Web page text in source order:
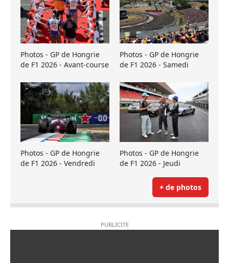
Photos - GP de Hongrie
de F1 2026 - Avant-course
Photos - GP de Hongrie
de F1 2026 - Samedi
Photos - GP de Hongrie
de F1 2026 - Vendredi
Photos - GP de Hongrie
de F1 2026 - Jeudi
+ de photos